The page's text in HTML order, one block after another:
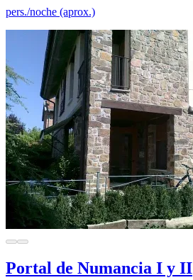
pers./noche (aprox.)
Portal de Numancia I y II